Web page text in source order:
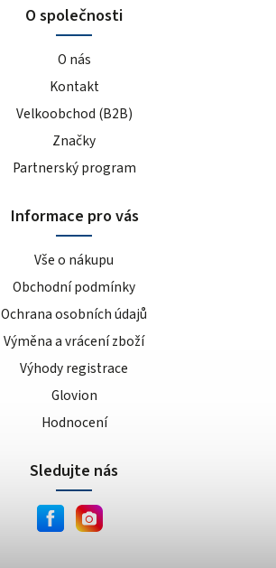
O společnosti
O nás
Kontakt
Velkoobchod (B2B)
Značky
Partnerský program
Informace pro vás
Vše o nákupu
Obchodní podmínky
Ochrana osobních údajů
Výměna a vrácení zboží
Výhody registrace
Glovion
Hodnocení
Sledujte nás